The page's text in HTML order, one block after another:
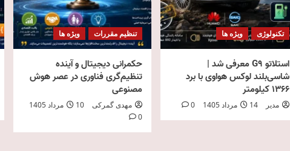
تکنولوژی ویژه ها
استلاتو G9 معرفی شد |
شاسی‌بلند لوکس هواوی با برد
۱۳۶۶ کیلومتر
مدیر 14 مرداد 1405 0
تنظیم مقررات ویژه ها
حکمرانی دیجیتال و آینده
تنظیم‌گری فناوری در عصر هوش
مصنوعی
مهدی گمرکی
10 مرداد 1405
0